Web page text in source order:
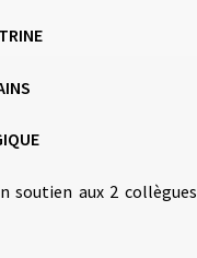
soutien aux 2 collègues